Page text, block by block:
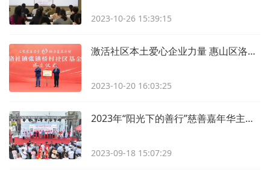
2023-10-26 15:39:15
激活社区本土爱心企业力量 惠山区洛社镇张镇桥村社区基金成立
2023-10-20 16:03:25
2023年“阳光下的善行”慈善嘉年华主题活动——走进清名桥广场
2023-09-18 15:07:29